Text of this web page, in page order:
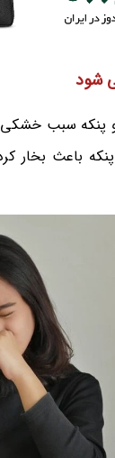
شود
و پنکه سبب
باعث بخار